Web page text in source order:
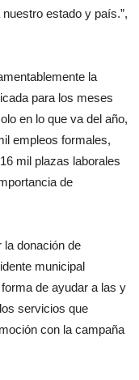
estado y país.”,
la
para los meses
en lo que va del año,
empleos formales,
mil plazas laborales
de
la donación de
municipal
de ayudar a las y
servicios que
con la campaña